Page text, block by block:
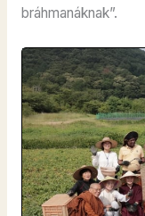
bráhmanáknak”.